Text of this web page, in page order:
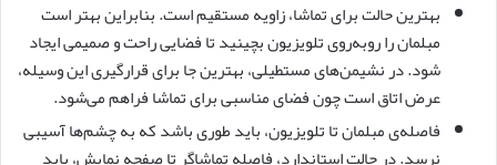
بهترین حالت برای تماشا، زاویه مستقیم است. بنابراین بهتر است
مبلمان را روبه‌روی تلویزیون بچینید تا فضایی راحت و صمیمی ایجاد
شود. در نشیمن‌های مستطیلی، بهترین جا برای قرارگیری این وسیله،
عرض اتاق است چون فضای مناسبی برای تماشا فراهم می‌شود.
فاصله‌ی مبلمان تا تلویزیون، باید طوری باشد که به چشم‌ها آسیبی
نرسد. در حالت استاندارد، فاصله تماشاگر تا صفحه نمایش، باید